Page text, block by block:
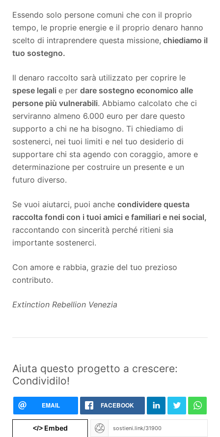
Essendo solo persone comuni che con il proprio
tempo, le proprie energie e il proprio denaro hanno
scelto di intraprendere questa missione, chiediamo il
tuo sostegno.
Il denaro raccolto sarà utilizzato per coprire le
spese legali e per dare sostegno economico alle
persone più vulnerabili. Abbiamo calcolato che ci
serviranno almeno 6.000 euro per dare questo
supporto a chi ne ha bisogno. Ti chiediamo di
sostenerci, nei tuoi limiti e nel tuo desiderio di
supportare chi sta agendo con coraggio, amore e
determinazione per costruire un presente e un
futuro diverso.
Se vuoi aiutarci, puoi anche condividere questa
raccolta fondi con i tuoi amici e familiari e nei social,
raccontando con sincerità perché ritieni sia
importante sostenerci.
Con amore e rabbia, grazie del tuo prezioso
contributo.
Extinction Rebellion Venezia
Aiuta questo progetto a crescere:
Condividilo!
EMAIL FACEBOOK
</>Embed